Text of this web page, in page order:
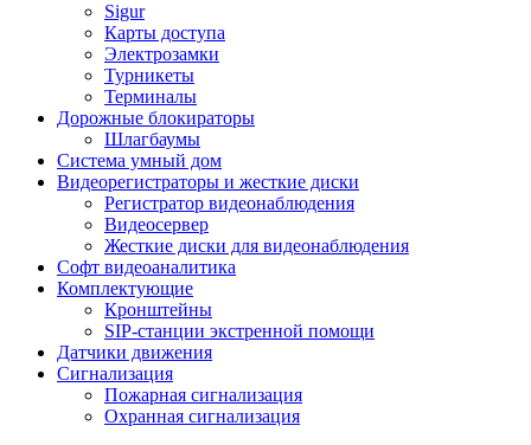
Sigur
Карты доступа
Электрозамки
Турникеты
Терминалы
Дорожные блокираторы
Шлагбаумы
Cистема умный дом
Видеорегистраторы и жесткие диски
Регистратор видеонаблюдения
Видеосервер
Жесткие диски для видеонаблюдения
Софт видеоаналитика
Комплектующие
Кронштейны
SIP-станции экстренной помощи
Датчики движения
Сигнализация
Пожарная сигнализация
Охранная сигнализация